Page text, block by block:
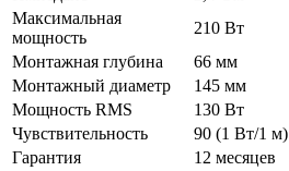
Максимальная
мощность
210 Вт
Монтажная глубина
66 мм
Монтажный диаметр
145 мм
Мощность RMS
130 Вт
Чувствительность
90 (1 Вт/1 м)
Гарантия
12 месяцев